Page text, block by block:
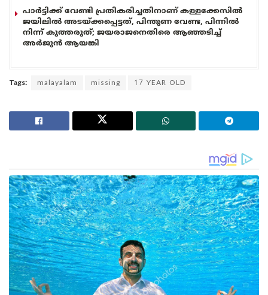
പാർട്ടിക്ക് വേണ്ടി പ്രതികരിച്ചതിനാണ് കള്ളക്കേസിൽ
ജയിലിൽ അടയ്ക്കപ്പെട്ടത്, പിന്തുണ വേണ്ട, പിന്നിൽ
നിന്ന് കുത്തരുത്; ജയരാജനെതിരെ ആഞ്ഞടിച്ച്
അർജുൻ ആയങ്കി
Tags: malayalam missing 17 YEAR OLD